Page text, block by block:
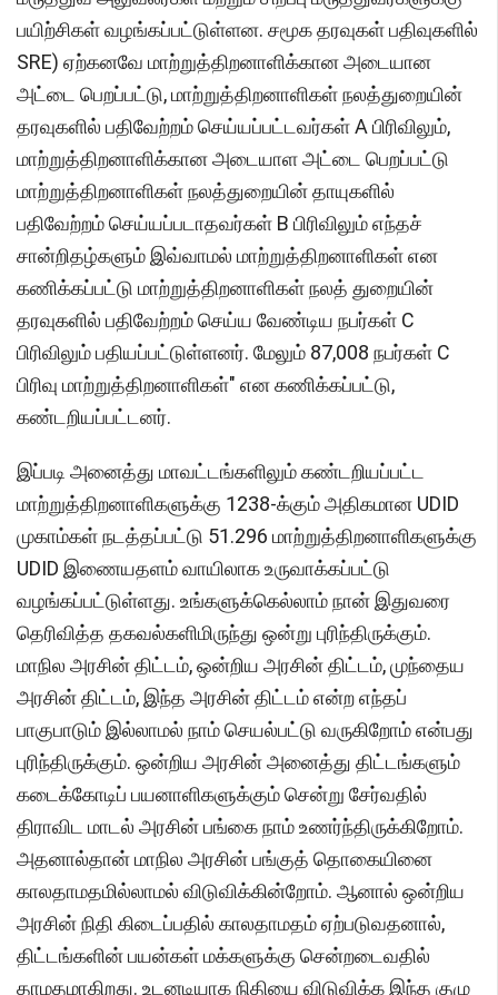
பயிற்சிகள் வழங்கப்பட்டுள்ளன. சமூக தரவுகள் பதிவுகளில்
SRE) ஏற்கனவே மாற்றுத்திறனாளிக்கான அடையான
அட்டை பெறப்பட்டு, மாற்றுத்திறனாளிகள் நலத்துறையின்
தரவுகளில் பதிவேற்றம் செய்யப்பட்டவர்கள் A பிரிவிலும்,
மாற்றுத்திறனாளிக்கான அடையாள அட்டை பெறப்பட்டு
மாற்றுத்திறனாளிகள் நலத்துறையின் தாயுகளில்
பதிவேற்றம் செய்யப்படாதவர்கள் B பிரிவிலும் எந்தச்
சான்றிதழ்களும் இவ்வாமல் மாற்றுத்திறனாளிகள் என
கணிக்கப்பட்டு மாற்றுத்திறனாளிகள் நலத் துறையின்
தரவுகளில் பதிவேற்றம் செய்ய வேண்டிய நபர்கள் C
பிரிவிலும் பதியப்பட்டுள்ளனர். மேலும் 87,008 நபர்கள் C
பிரிவு மாற்றுத்திறனாளிகள்" என கணிக்கப்பட்டு,
கண்டறியப்பட்டனர்.
இப்படி அனைத்து மாவட்டங்களிலும் கண்டறியப்பட்ட
மாற்றுத்திறனாளிகளுக்கு 1238-க்கும் அதிகமான UDID
முகாம்கள் நடத்தப்பட்டு 51.296 மாற்றுத்திறனாளிகளுக்கு
UDID இணையதளம் வாயிலாக உருவாக்கப்பட்டு
வழங்கப்பட்டுள்ளது. உங்களுக்கெல்லாம் நான் இதுவரை
தெரிவித்த தகவல்களிமிருந்து ஒன்று புரிந்திருக்கும்.
மாநில அரசின் திட்டம், ஒன்றிய அரசின் திட்டம், முந்தைய
அரசின் திட்டம், இந்த அரசின் திட்டம் என்ற எந்தப்
பாகுபாடும் இல்லாமல் நாம் செயல்பட்டு வருகிறோம் என்பது
புரிந்திருக்கும். ஒன்றிய அரசின் அனைத்து திட்டங்களும்
கடைக்கோடிப் பயனாளிகளுக்கும் சென்று சேர்வதில்
திராவிட மாடல் அரசின் பங்கை நாம் உணர்ந்திருக்கிறோம்.
அதனால்தான் மாநில அரசின் பங்குத் தொகையினை
காலதாமதமில்லாமல் விடுவிக்கின்றோம். ஆனால் ஒன்றிய
அரசின் நிதி கிடைப்பதில் காலதாமதம் ஏற்படுவதனால்,
திட்டங்களின் பயன்கள் மக்களுக்கு சென்றடைவதில்
தாமதமாகிறது. உடனடியாக நிதியை விடுவிக்க இந்த குழு